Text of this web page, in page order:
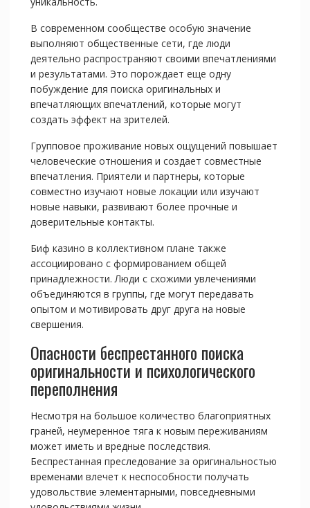
В современном сообществе особую значение
выполняют общественные сети, где люди
деятельно распространяют своими впечатлениями
и результатами. Это порождает еще одну
побуждение для поиска оригинальных и
впечатляющих впечатлений, которые могут
создать эффект на зрителей.
Групповое проживание новых ощущений повышает
человеческие отношения и создает совместные
впечатления. Приятели и партнеры, которые
совместно изучают новые локации или изучают
новые навыки, развивают более прочные и
доверительные контакты.
Биф казино в коллективном плане также
ассоциировано с формированием общей
принадлежности. Люди с схожими увлечениями
объединяются в группы, где могут передавать
опытом и мотивировать друг друга на новые
свершения.
Опасности беспрестанного поиска
оригинальности и психологического
переполнения
Несмотря на большое количество благоприятных
граней, неумеренное тяга к новым переживаниям
может иметь и вредные последствия.
Беспрестанная преследование за оригинальностью
временами влечет к неспособности получать
удовольствие элементарными, повседневными